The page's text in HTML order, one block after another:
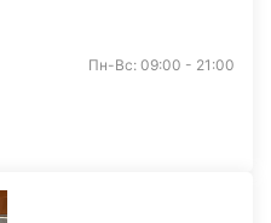
Пн-Вс: 09:00 - 21:00